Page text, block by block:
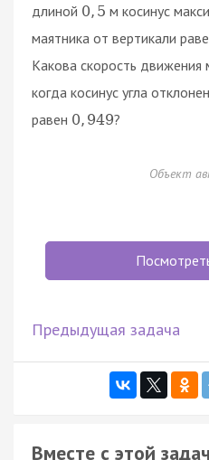
длиной 0, 5 м косинус
маятника от вертикали
Какова скорость движения
когда косинус угла
равен 0, 949?
Объект
Предыдущая задача
Вместе с этой